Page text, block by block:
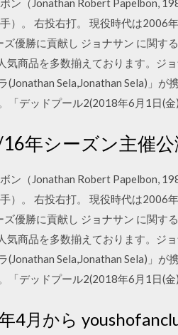
）。 右投右打。 現役時代は
優勝に貢献し ジョナサン に関す
商品を多数揃えております。ジ
Sela,Jonathan Sela)」
「デッドプール2(2018年6月1日
年シーズン主催
ン（Jonathan Robert Papelbon,
）。 右投右打。 現役時代は
優勝に貢献し ジョナサン に関す
商品を多数揃えております。ジ
Sela,Jonathan Sela)」
「デッドプール2(2018年6月1日(金
4月から